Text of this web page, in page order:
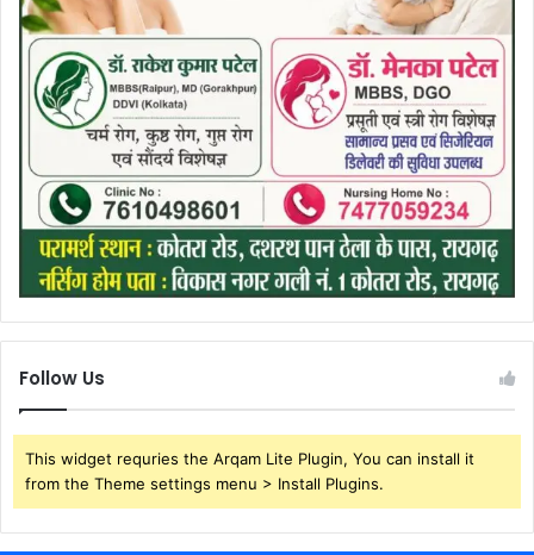
Follow Us
This widget requries the Arqam Lite Plugin, You can install it
from the Theme settings menu > Install Plugins.